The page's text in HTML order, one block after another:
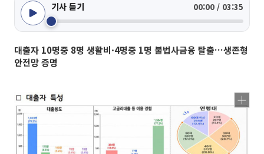
기사 듣기 00:00 / 03:35
대출자 10명중 8명 생활비·4명중 1명 불법사금융 탈출…생존형
안전망 증명